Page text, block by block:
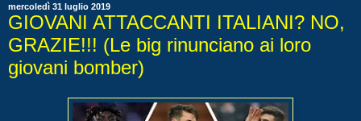
mercoledì 31 luglio 2019
GIOVANI ATTACCANTI ITALIANI? NO,
GRAZIE!!! (Le big rinunciano ai loro
giovani bomber)